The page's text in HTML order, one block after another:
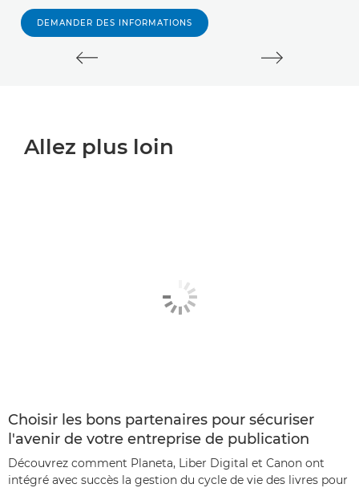
DEMANDER DES INFORMATIONS
Allez plus loin
Choisir les bons partenaires pour sécuriser
l'avenir de votre entreprise de publication
Découvrez comment Planeta, Liber Digital et Canon ont
intégré avec succès la gestion du cycle de vie des livres pour